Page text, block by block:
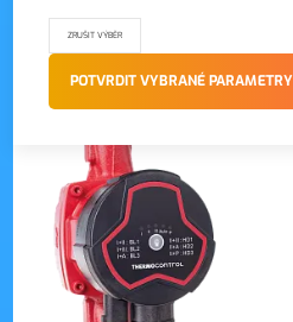
POTVRDIT VYBRANÉ PARAMETRY
SKLADEM
TC ESP III 25/4/180E
Elektronické oběhové čerpadlo
vč. DPH